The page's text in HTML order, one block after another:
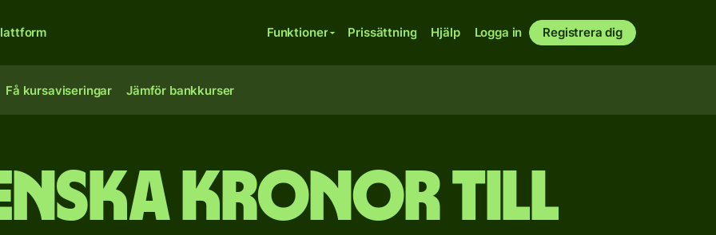
Funktioner Prissättning Hjälp Logga in Registrera dig
Få kursaviseringar Jämför bankkurser
kronor till